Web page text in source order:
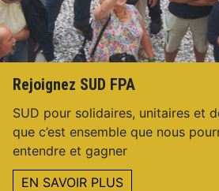
Rejoignez SUD FPA
SUD pour solidaires, unitaires et
que c’est ensemble que nous
entendre et gagner
EN SAVOIR PLUS